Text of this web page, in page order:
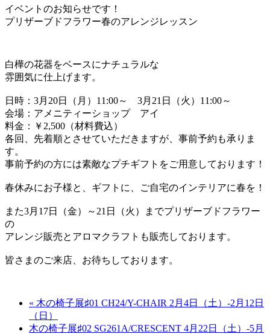
イベントのお知らせです！
プリザーブドフラワー春のアレンジレッスン
白樺の花器をベースにナチュラルな
雰囲気に仕上げます。
日時：3月20日（月）11:00～ 3月21日（火）11:00～
会場：アメニティーショップ アイ
料金：￥2,500（材料費込）
各回、先着順とさせていただきますが、事前予約も承りま
す。
事前予約の方には素敵なプチギフトをご用意しております！
春休みにお子様と、ギフトに、ご自宅のインテリアに春を！
また3月17日（金）～21日（火）までプリザーブドフラワー
の
アレンジ販売とアロマクラフトも販売しております。
皆さまのご来店、お待ちしております。
« 木の椅子展♯01 CH24/Y-CHAIR 2月4日（土）-2月12日
（日）
木の椅子展♯02 SG261A/CRESCENT 4月22日（土）-5月